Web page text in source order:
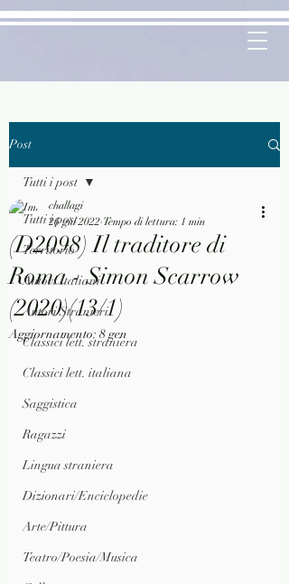
Post
Tutti i post
Territorio
Autori Italiani
Autori Stranieri
Classici lett. straniera
Classici lett. italiana
Saggistica
Ragazzi
Lingua straniera
Dizionari/Enciclopedie
Arte/Pittura
Teatro/Poesia/Musica
Tutti i post
(D2098) Il traditore di
Roma - Simon Scarrow
(2020)(13/1)
challagi
26 giu 2022 Tempo di lettura: 1 min
Aggiornamento: 8 gen